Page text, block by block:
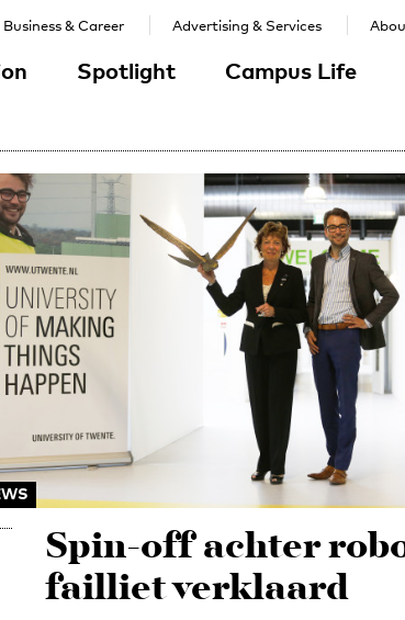
Spotlight Campus Life
Business & Career Advertising & Services
Spin-off achter
failliet verklaard